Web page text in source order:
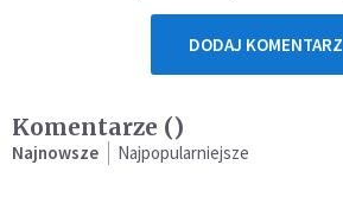
DODAJ KOMENTARZ
Komentarze ()
Najnowsze Najpopularniejsze